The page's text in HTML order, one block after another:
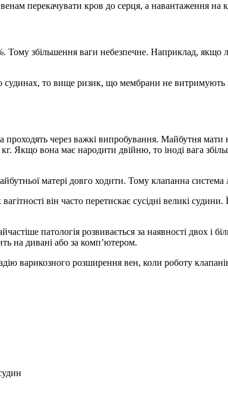
перекачувати кров до серця, а навантаження на
Тому збільшення ваги небезпечне. Наприклад,
то вище ризик, що мембрани не витримують
через важкі випробування. Майбутня мати
Якщо вона має народити двійню, то іноді вага
матері довго ходити. Тому клапанна система
він часто перетискає сусідні великі
патологія розвивається за наявності двох і
на дивані або за комп’ютером.
варикозного розширення вен, коли роботу